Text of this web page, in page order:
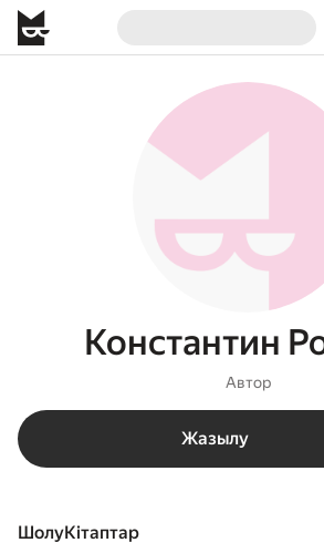
Константин
Автор
Жазылу
Шолу кітаптар